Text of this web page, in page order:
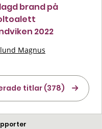
brand på
2022
Magnus
titlar (378)